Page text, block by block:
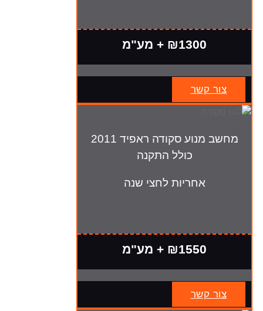
₪1300 + מע"מ
צור קשר
מחשב מנוע סקודה ראפיד 2011
כולל התקנה
אחריות לחצי שנה
₪1550 + מע"מ
צור קשר